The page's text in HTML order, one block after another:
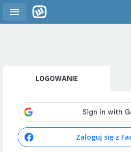
LOGOWANIE
Zaloguj się z